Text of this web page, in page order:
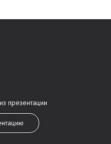
презентации